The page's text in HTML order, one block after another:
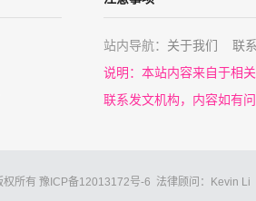
站内导航： 关于我们 联
说明： 本站内容来自于相
联系发文机构，内容如有
权所有 豫ICP备12013172号-6 法律顾问：Kevin Li